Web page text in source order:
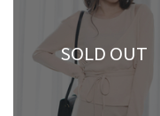
SOLD OUT